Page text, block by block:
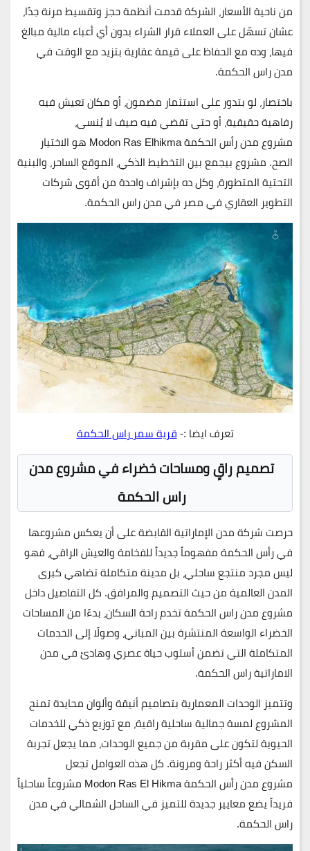
من ناحية الأسعار، الشركة قدمتأنظمة حجز وتقسيط مرنةجدًا،
عشان تسهّل على العملاء قرار الشراء بدون أي أعباء مالية مبالغ
فيها، وده مع الحفاظ على قيمة عقارية بتزيد مع الوقت في
مدن راس الحكمة.
باختصار، لو بتدور على استثمار مضمون، أو مكان تعيش فيه
رفاهية حقيقية، أو حتى تقضي فيه صيف لا يُنسى،
مشروعمدنرأسالحكمةModon Ras Elhikma هو الاختيار
الصح. مشروع بيجمع بين التخطيط الذكي، الموقع الساحر، والبنية
التحتية المتطورة، وكل ده بإشراف واحدة من أقوى شركات
التطوير العقاري في مصر في مدن راس الحكمة.
تعرف ايضا :-قرية سمر راس الحكمة
تصميم راقٍ ومساحات خضراء في مشروع مدن
راس الحكمة
حرصت شركة مدن الإماراتية القابضة على أن يعكس مشروعها
في رأس الحكمة مفهوماً جديداً للفخامة والعيش الراقي، فهو
ليس مجرد منتجع ساحلي، بل مدينة متكاملة تضاهي كبرى
المدن العالمية من حيث التصميم والمرافق. كل التفاصيل داخل
مشروعمدن راس الحكمةتخدم راحة السكان، بدءًا من المساحات
الخضراء الواسعة المنتشرة بين المباني، وصولًا إلى الخدمات
المتكاملة التي تضمن أسلوب حياة عصري وهادئ في مدن
الاماراتية راس الحكمة.
وتتميز الوحدات المعمارية بتصاميم أنيقة وألوان محايدة تمنح
المشروع لمسة جمالية ساحلية راقية، مع توزيع ذكي للخدمات
الحيوية لتكون على مقربة من جميع الوحدات، مما يجعل تجربة
السكن فيه أكثر راحة ومرونة. كل هذه العوامل تجعل
مشروعمدنرأسالحكمةModon Ras El Hikma مشروعاً ساحلياً
فريداً يضع معايير جديدة للتميز في الساحل الشمالي في مدن
راس الحكمة.